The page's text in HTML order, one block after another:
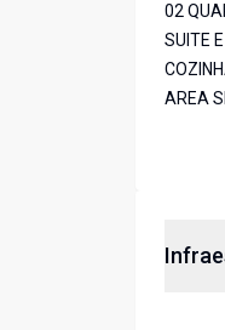
02
SUITE
AREA